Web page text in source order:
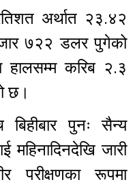
अर्थात २३.४२
७२२ डलर पुगेको
करिब २.३
छ।
बिहीबार पुनः सैन्य
जारी
परीक्षणका रूपमा